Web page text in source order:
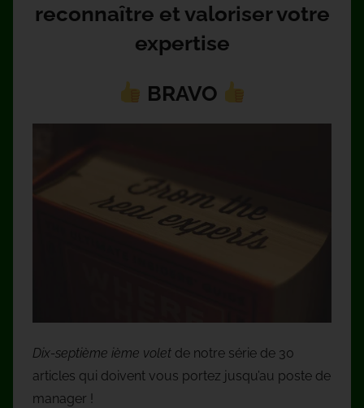
reconnaître et valoriser votre
expertise
BRAVO
Dix-septième ième volet de notre série de 30
articles qui doivent vous portez jusqu’au poste de
manager !